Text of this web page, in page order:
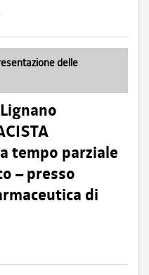
delle
tempo parziale
– presso
di